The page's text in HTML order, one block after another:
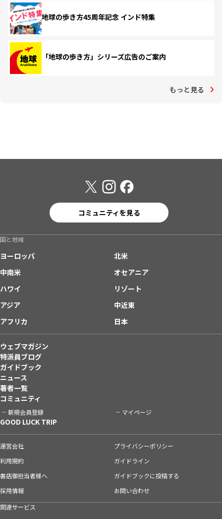
地球の歩き方45周年記念 インド特集
「地球の歩き方」シリーズ広告のご案内
もっと見る
コミュニティを見る
国と地域
ヨーロッパ
北米
中南米
オセアニア
ハワイ
リゾート
アジア
中近東
アフリカ
日本
ウェブマガジン
特派員ブログ
ガイドブック
ニュース
著者一覧
コミュニティ
新規会員登録 マイページ
GOOD LUCK TRIP
運営会社
プライバシーポリシー
利用規約
ガイドライン
書店御担当者様へ
ガイドブックに投稿する
採用情報
お問い合わせ
関連サービス